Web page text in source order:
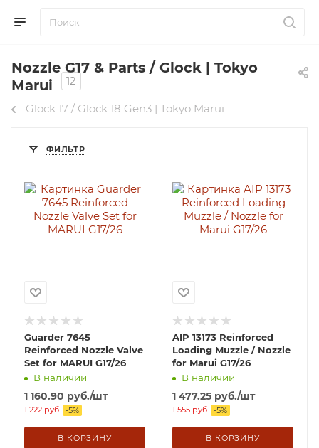
Nozzle G17 & Parts / Glock | Tokyo
Marui
12
Glock 17 / Glock 18 Gen3 | Tokyo Marui
ФИЛЬТР
Guarder 7645
Reinforced Nozzle Valve
Set for MARUI G17/26
В наличии
1 160.90 руб./шт
1 222руб. -5%
В КОРЗИНУ
AIP 13173 Reinforced
Loading Muzzle / Nozzle
for Marui G17/26
В наличии
1 477.25 руб./шт
1 555руб. -5%
В КОРЗИНУ